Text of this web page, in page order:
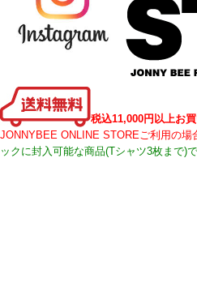
税込11,000円以上お
JONNYBEE ONLINE STOREご利用の
ックに封入可能な商品(Tシャツ3枚まで)